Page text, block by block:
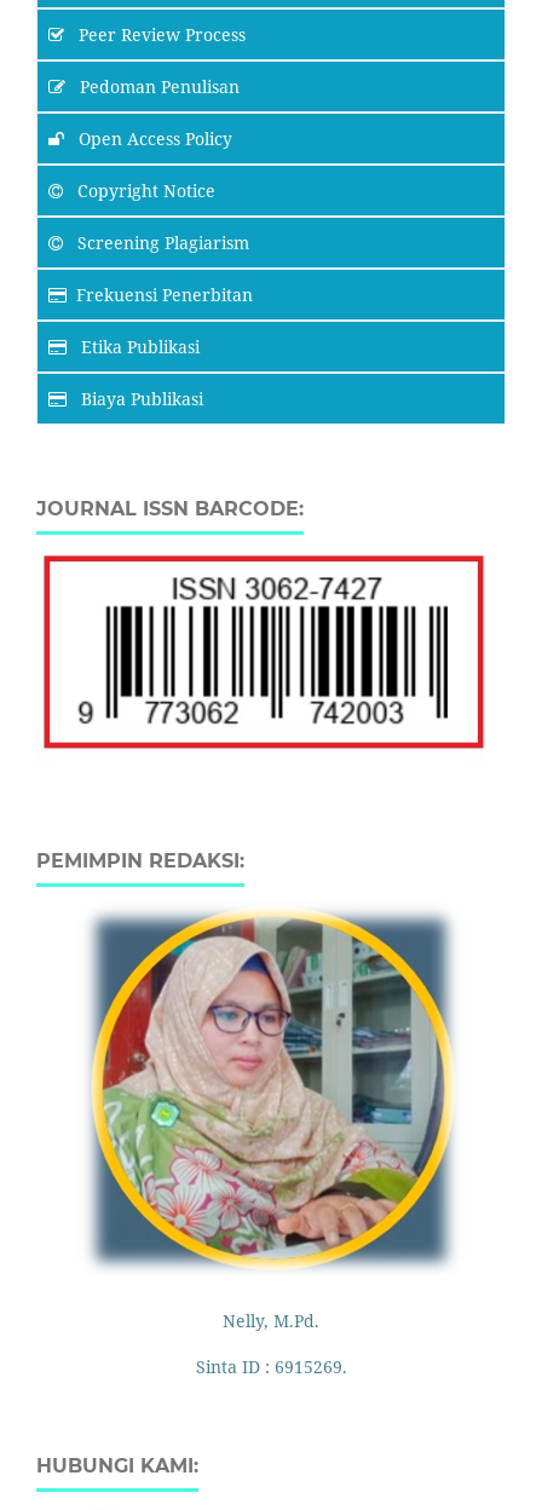
Peer Review Process
Pedoman Penulisan
Open Access Policy
Copyright Notice
Screening Plagiarism
Frekuensi Penerbitan
Etika Publikasi
Biaya Publikasi
JOURNAL ISSN BARCODE:
PEMIMPIN REDAKSI:
Nelly, M.Pd.
Sinta ID : 6915269.
HUBUNGI KAMI: